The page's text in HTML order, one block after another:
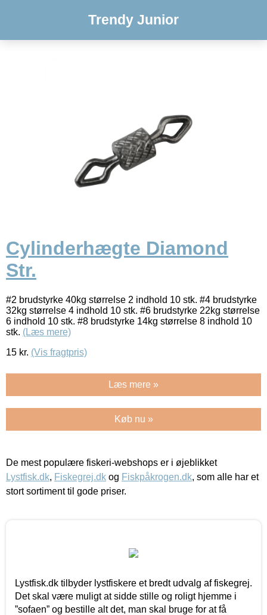
Trendy Junior
Cylinderhægte Diamond
Str.
#2 brudstyrke 40kg størrelse 2 indhold 10 stk. #4 brudstyrke
32kg størrelse 4 indhold 10 stk. #6 brudstyrke 22kg størrelse
6 indhold 10 stk. #8 brudstyrke 14kg størrelse 8 indhold 10
stk. (Læs mere)
15 kr. (Vis fragtpris)
Læs mere »
Køb nu »
De mest populære fiskeri-webshops er i øjeblikket
Lystfisk.dk, Fiskegrej.dk og Fiskpåkrogen.dk, som alle har et
stort sortiment til gode priser.
Lystfisk.dk tilbyder lystfiskere et bredt udvalg af fiskegrej.
Det skal være muligt at sidde stille og roligt hjemme i
”sofaen” og bestille alt det, man skal bruge for at få